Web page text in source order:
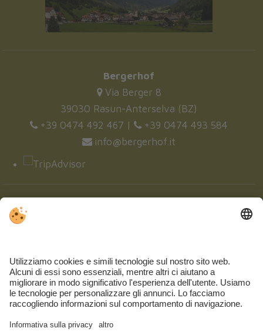
Bergerhof
Via Berger 8
39030 Rasun-Anterselva (BZ)
+39 0474 492 467 |
+39 0474 493 584
info@bergerhof.it
©SERVIZIO METEO PROVINCIALE